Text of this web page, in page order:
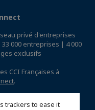
trackers to ease it
privé d'entreprises
000 entreprises | 4 000
exclusifs
CCI Françaises à
.